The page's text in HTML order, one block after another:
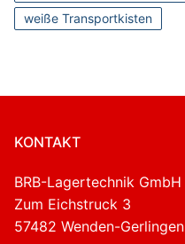
weiße Transportkisten
KONTAKT
BRB-Lagertechnik GmbH
Zum Eichstruck 3
57482 Wenden-Gerlingen